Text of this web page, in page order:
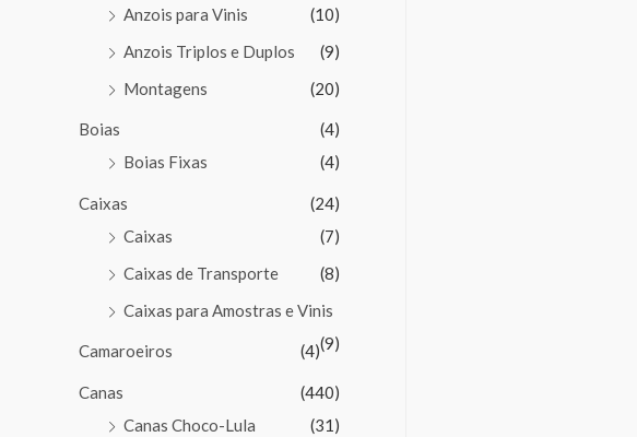
Anzois para Vinis
(10)
Anzois Triplos e Duplos
(9)
Montagens
(20)
Boias
(4)
Boias Fixas
(4)
Caixas
(24)
Caixas
(7)
Caixas de Transporte
(8)
Caixas para Amostras e Vinis
(9)
Camaroeiros (4)
Canas
(440)
Canas Choco-Lula
(31)